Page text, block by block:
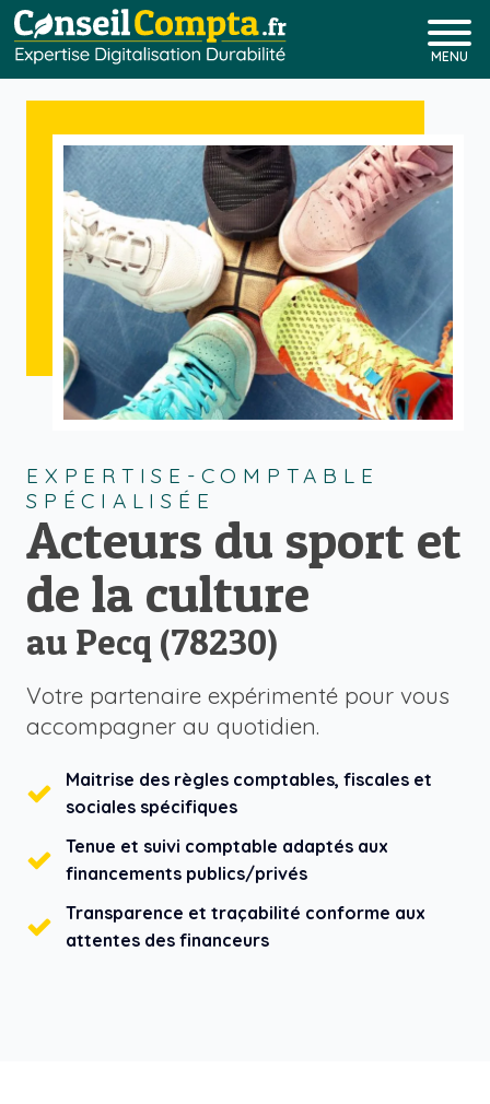
MENU
EXPERTISE-COMPTABLE
SPÉCIALISÉE
Acteurs du sport et
de la culture
au Pecq (78230)
Votre partenaire expérimenté pour vous
accompagner au quotidien.
Maitrise des règles comptables, fiscales et
sociales spécifiques
Tenue et suivi comptable adaptés aux
financements publics/privés
Transparence et traçabilité conforme aux
attentes des financeurs